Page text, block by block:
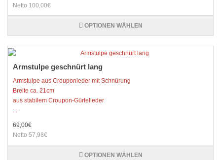
Netto 100,00€
OPTIONEN WÄHLEN
Armstulpe geschnürt lang
Armstulpe aus Crouponleder mit Schnürung
Breite ca. 21cm
aus stabilem Croupon-Gürtelleder
...
69,00€
Netto 57,98€
OPTIONEN WÄHLEN